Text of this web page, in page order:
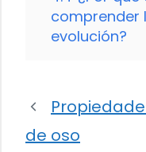
comprender
evolución?
de oso